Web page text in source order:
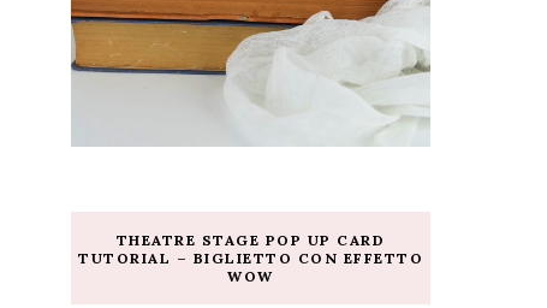
THEATRE STAGE POP UP CARD
TUTORIAL – BIGLIETTO CON EFFETTO
WOW